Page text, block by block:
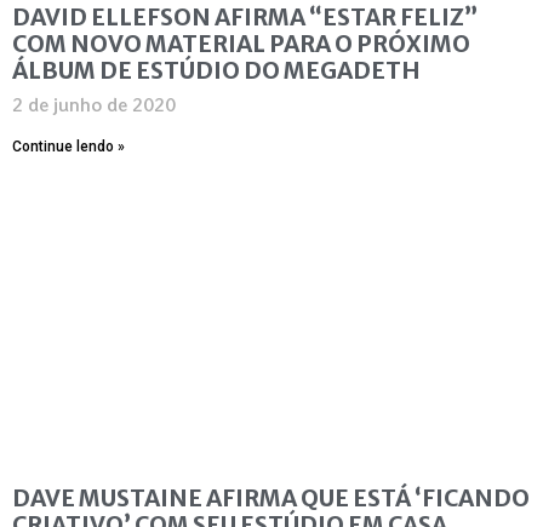
DAVID ELLEFSON AFIRMA “ESTAR FELIZ”
COM NOVO MATERIAL PARA O PRÓXIMO
ÁLBUM DE ESTÚDIO DO MEGADETH
2 de junho de 2020
Continue lendo »
DAVE MUSTAINE AFIRMA QUE ESTÁ ‘FICANDO